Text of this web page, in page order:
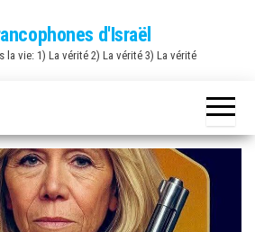
d'Israël
vie: 1) La vérité 2) La vérité 3) La vérité